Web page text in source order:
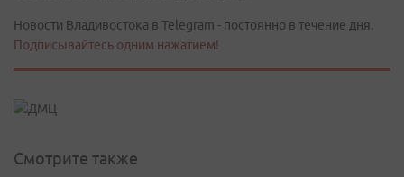
Новости Владивостока в Telegram - постоянно в течение дня.
Подписывайтесь одним нажатием!
Смотрите также